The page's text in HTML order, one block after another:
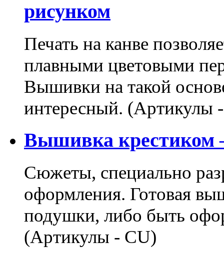
рисунком
Печать на канве
плавными цветовыми
Вышивки на такой
интересный. (Артикулы
Вышивка крестиком
Сюжеты, специально
оформления. Готовая
подушки, либо быть
(Артикулы - CU)